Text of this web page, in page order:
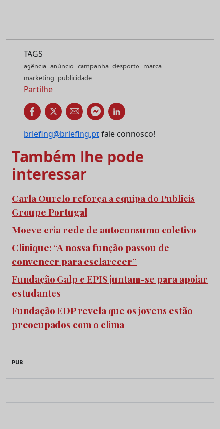
TAGS
agência anúncio campanha desporto marca
marketing publicidade
Partilhe
briefing@briefing.ptfale connosco!
Também lhe pode
interessar
Carla Ourelo reforça a equipa do Publicis
Groupe Portugal
Moeve cria rede de autoconsumo coletivo
Clinique: “A nossa função passou de
convencer para esclarecer”
Fundação Galp e EPIS juntam-se para apoiar
estudantes
Fundação EDP revela que os jovens estão
preocupados com o clima
PUB